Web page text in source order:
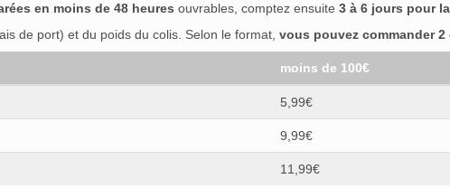
en moins de 48 heures ouvrables, comptez ensuite 3 à 6 jours pour
de port) et du poids du colis. Selon le format, vous pouvez commander
moins de 100€
5,99€
9,99€
11,99€